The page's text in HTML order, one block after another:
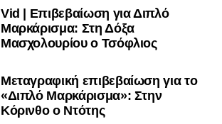
Vid | Επιβεβαίωση για Διπλό
Μαρκάρισμα: Στη Δόξα
Μασχολουρίου ο Τσόφλιος
Μεταγραφική επιβεβαίωση για το
«Διπλό Μαρκάρισμα»: Στην
Κόρινθο ο Ντότης